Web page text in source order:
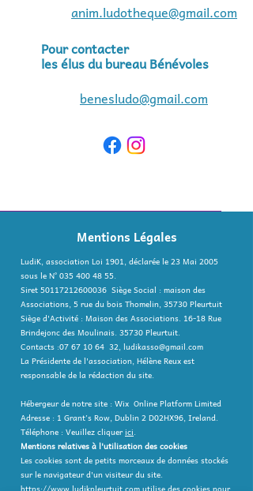
anim.ludotheque@gmail.com
Pour contacter
les élus du bureau Bénévoles
benesludo@gmail.com
Mentions Légales
LudiK, association Loi 1901, déclarée le 23 Mai 2005
sous le N°035 400 48 55.
Siret50117212600036 Siège Social : maison des
Associations, 5 rue du bois Thomelin, 35730 Pleurtuit
Siège d'Activité : Maison des Associations. 16-18 Rue
Brindejonc des Moulinais. 35730 Pleurtuit.
Contacts :07 67 10 64 32, ludikasso@gmail.com
La Présidente de l'association, Hélène Reux est
responsable de la rédaction du site.
Hébergeur de notre site : Wix Online Platform Limited
Adresse : 1 Grant’s Row, Dublin 2 D02HX96, Ireland.
Téléphone : Veuillez cliquerici.
Mentions relatives à l'utilisation des cookies
Les cookies sont de petits morceaux de données stockés
sur le navigateur d'un visiteur du site.